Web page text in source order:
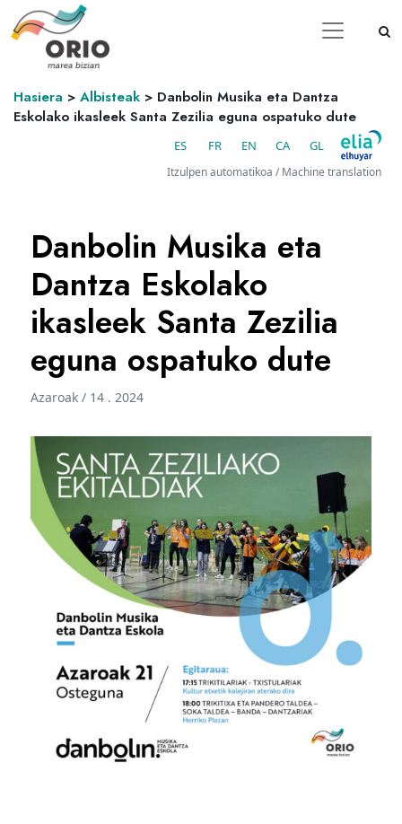
Hasiera > Albisteak > Danbolin Musika eta Dantza
Eskolako ikasleek Santa Zezilia eguna ospatuko dute
ES FR EN CA GL
Itzulpen automatikoa / Machine translation
Danbolin Musika eta
Dantza Eskolako
ikasleek Santa Zezilia
eguna ospatuko dute
Azaroak / 14 . 2024